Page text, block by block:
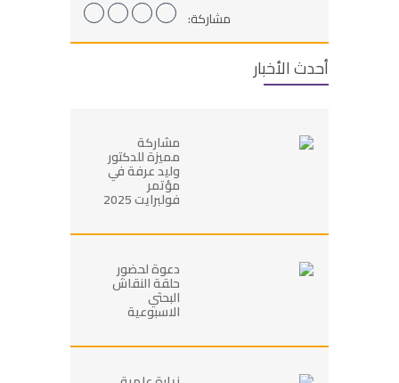
مشاركة:
أحدث الأخبار
مشاركة
مميزة للدكتور
وليد عرفة في
مؤتمر
فولبرايت 2025
دعوة لحضور
حلقة النقاش
البحثي
الاسبوعية